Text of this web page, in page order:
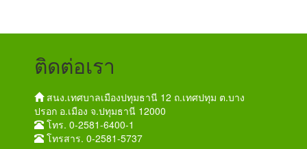
ติดต่อเรา
สนง.เทศบาลเมืองปทุมธานี 12 ถ.เทศปทุม ต.บาง
ปรอก อ.เมือง จ.ปทุมธานี 12000
โทร. 0-2581-6400-1
โทรสาร. 0-2581-5737